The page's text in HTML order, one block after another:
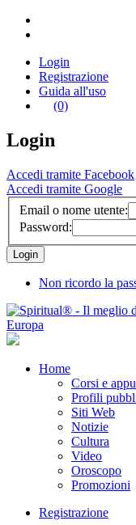
Login
Registrazione
Guida all'uso
(0)
Login
Accedi tramite Facebook
Accedi tramite Google
Email o nome utente:
Password:
Non ricordo la
Home
Corsi e
Profili
Siti Web
Notizie
Cultura
Video
Oroscopo
Promozioni
Registrazione